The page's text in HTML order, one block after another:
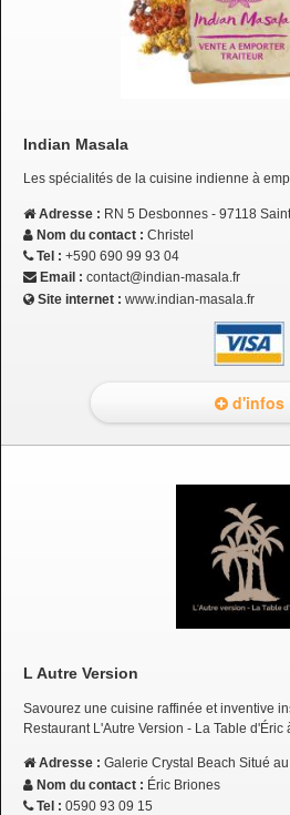
Indian Masala
Les spécialités de la cuisine indienne à
Adresse : RN 5 Desbonnes - 97118
Nom du contact : Christel
Tel : +590 690 99 93 04
Email : contact@indian-masala.fr
Site internet : www.indian-masala.fr
d'infos
L Autre Version
Savourez une cuisine raffinée et inventive
Restaurant L'Autre Version - La Table d'Éric
Adresse : Galerie Crystal Beach Situé
Nom du contact : Éric Briones
Tel : 0590 93 09 15